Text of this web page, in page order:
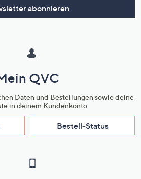
abonnieren
QVC
Daten und Bestellungen sowie deine
in deinem Kundenkonto
Bestell-Status